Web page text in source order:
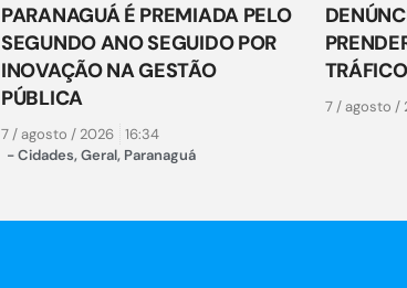
PARANAGUÁ É PREMIADA PELO
SEGUNDO ANO SEGUIDO POR
INOVAÇÃO NA GESTÃO
PÚBLICA
7 / agosto / 2026 16:34
-Cidades,Geral, Paranaguá
7 / agosto /